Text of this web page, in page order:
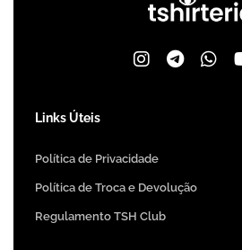
Links Úteis
Política de Privacidade
Política de Troca e Devolução
Regulamento TSH Club